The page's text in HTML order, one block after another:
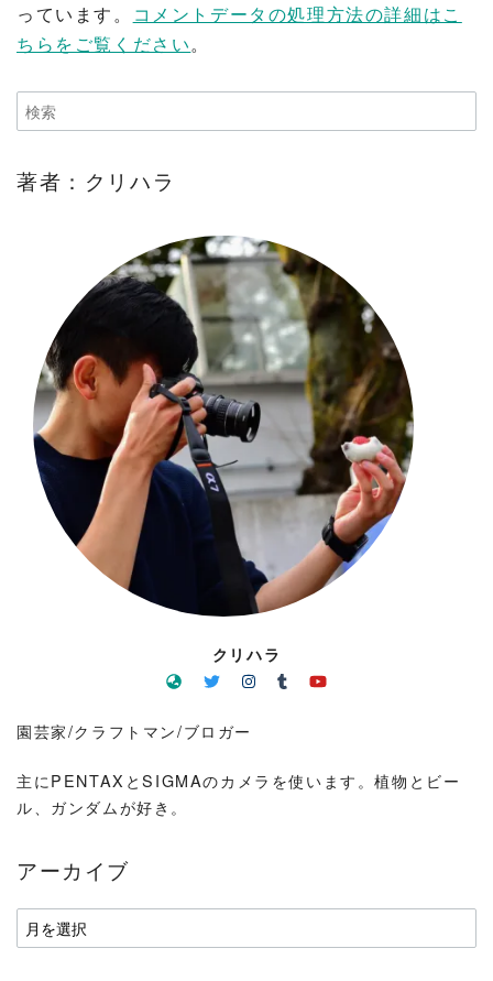
っています。
コメントデータの処理方法の詳細はこ
ちらをご覧ください。
著者：クリハラ
クリハラ
園芸家/クラフトマン/ブロガー
主にPENTAXとSIGMAのカメラを使います。植物とビー
ル、ガンダムが好き。
アーカイブ
ア
ー